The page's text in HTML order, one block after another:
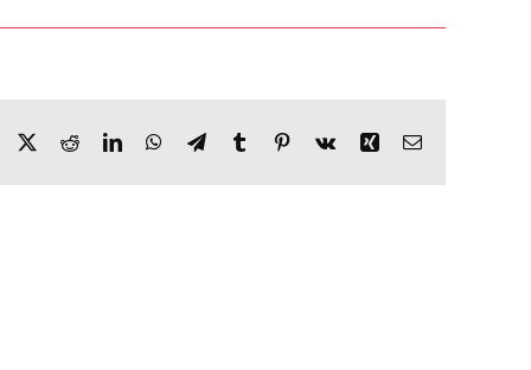
Facebook
X RedditLinkedInWhatsApp
TelegramTumblr Pinterest
Vk Xing Email